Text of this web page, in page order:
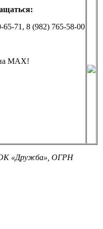
71, 8 (982) 765-58-00
на MAX!
«Дружба», ОГРН